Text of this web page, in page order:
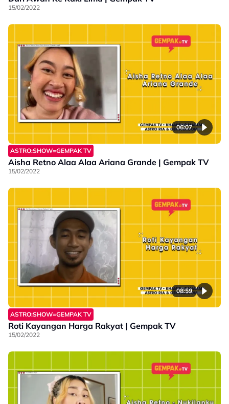
15/02/2022
06:07
ASTRO:SHOW=GEMPAK TV
Aisha Retno Alaa Alaa Ariana Grande | Gempak TV
15/02/2022
08:59
ASTRO:SHOW=GEMPAK TV
Roti Kayangan Harga Rakyat | Gempak TV
15/02/2022